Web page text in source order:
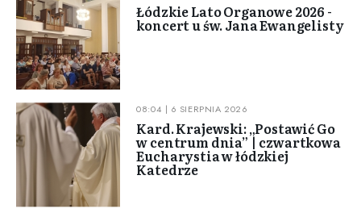
Łódzkie Lato Organowe 2026 -
koncert u św. Jana Ewangelisty
08:04 | 6 SIERPNIA 2026
Kard. Krajewski: „Postawić Go
w centrum dnia” | czwartkowa
Eucharystia w łódzkiej
Katedrze